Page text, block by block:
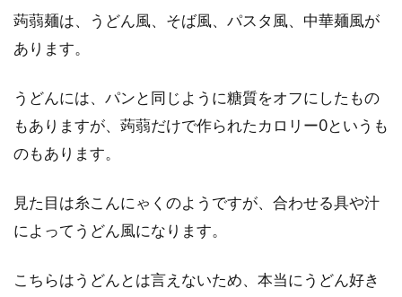
蒟蒻麺は、うどん風、そば風、パスタ風、中華麺風が
あります。
うどんには、パンと同じように糖質をオフにしたもの
もありますが、蒟蒻だけで作られたカロリー0というも
のもあります。
見た目は糸こんにゃくのようですが、合わせる具や汁
によってうどん風になります。
こちらはうどんとは言えないため、本当にうどん好き